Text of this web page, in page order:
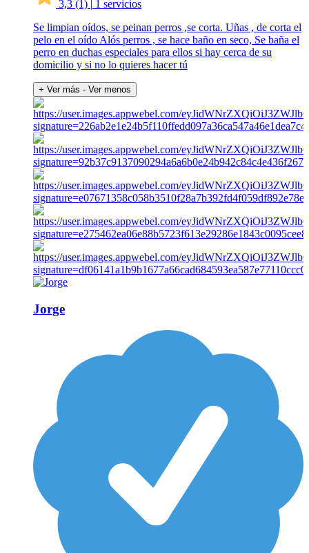
3,3 (1)
1 servicios
Se limpian oídos, se peinan perros ,se corta. Uñas , de corta el
pelo en el oído Alós perros , se hace baño en seco, Se baña el
perro en duchas especiales para ellos si hay cerca de su
domicilio y si no lo quieres hacer tú
+ Ver más - Ver menos
Jorge